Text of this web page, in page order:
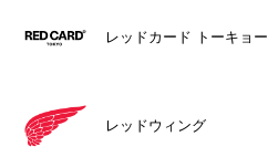
レッドカード トーキョー
レッドウィング